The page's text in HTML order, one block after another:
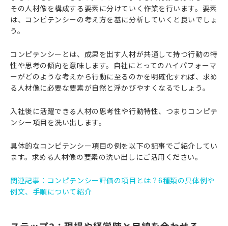
その人材像を構成する要素に分けていく作業を行います。要素
は、コンピテンシーの考え方を基に分析していくと良いでしょ
う。
コンピテンシーとは、成果を出す人材が共通して持つ行動の特
性や思考の傾向を意味します。自社にとってのハイパフォーマ
ーがどのような考えから行動に至るのかを明確化すれば、求め
る人材像に必要な要素が自然と浮かびやすくなるでしょう。
入社後に活躍できる人材の思考性や行動特性、つまりコンピテ
ンシー項目を洗い出します。
具体的なコンピテンシー項目の例を以下の記事でご紹介してい
ます。求める人材像の要素の洗い出しにご活用ください。
関連記事：コンピテンシー評価の項目とは？6種類の具体例や
例文、手順について紹介